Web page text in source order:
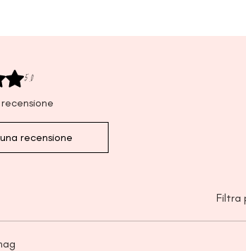
su 5.
5.0
recensione
Filtra